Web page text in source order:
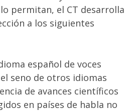
permitan, el CT desarrolla
a los siguientes
español de voces
seno de otros idiomas
de avances científicos
en países de habla no